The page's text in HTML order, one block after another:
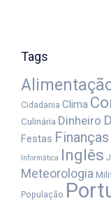
Tags
Cidadania Clima
Culinária Dinheiro
Festas Finanças
Informática Inglês
Meteorologia
População